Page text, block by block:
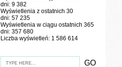
dni:9 382
Wyświetlenia z ostatnich 30
dni:57 235
Wyświetlenia w ciągu ostatnich 365
dni:357 680
Liczba wyświetleń: 1 586 614